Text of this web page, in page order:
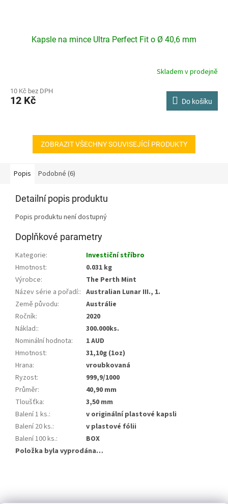
Kapsle na mince Ultra Perfect Fit o Ø 40,6 mm
Skladem v prodejně
10 Kč bez DPH
12 Kč Do košíku
ZOBRAZIT VŠECHNY SOUVISEJÍCÍ PRODUKTY
Popis Podobné (6)
Detailní popis produktu
Popis produktu není dostupný
Doplňkové parametry
Kategorie:
Investiční stříbro
Hmotnost:
0.031 kg
Výrobce:
The Perth Mint
Název série a pořadí:: Australian Lunar III., 1.
Země původu:
Austrálie
Ročník:
2020
Náklad::
300.000ks.
Nominální hodnota:
1 AUD
Hmotnost:
31,10g (1oz)
Hrana:
vroubkovaná
Ryzost:
999,9/1000
Průměr:
40,90 mm
Tloušťka:
3,50 mm
Balení 1 ks.:
v originální plastové kapsli
Balení 20 ks.:
v plastové fólii
Balení 100 ks.:
BOX
Položka byla vyprodána…